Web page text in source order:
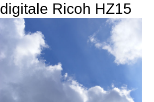
digitale Ricoh HZ15